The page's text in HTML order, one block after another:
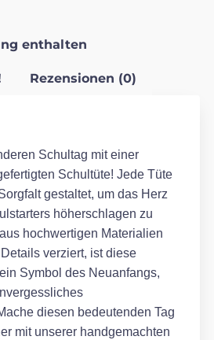
enthalten
Rezensionen (0)
Schultag mit einer
Schultüte! Jede Tüte
gestaltet, um das Herz
höherschlagen zu
hochwertigen Materialien
verziert, ist diese
Symbol des Neuanfangs,
diesen bedeutenden Tag
mit unserer handgemachten